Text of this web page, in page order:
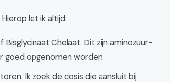
let ik altijd:
Bisglycinaat Chelaat. Dit zijn aminozuur-
goed opgenomen worden.
Ik zoek de dosis die aansluit bij